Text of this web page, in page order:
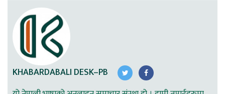
KHABARDABALI DESK–PB